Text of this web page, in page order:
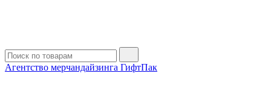
Агентство мерчандайзинга ГифтПак